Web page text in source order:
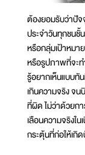
ต้องยอมรับว่าปัจ
ประจำวันทุกชนชั้
หรือกลุ่มเป้าหมา
หรือรูปภาพที่จะท
รู้อยากเห็นแบบทั
เกินความจริง จน
ที่ผิด ไม่ว่าด้วยก
เลือนความจริงใน
กระตุ้นที่ก่อให้เกิ